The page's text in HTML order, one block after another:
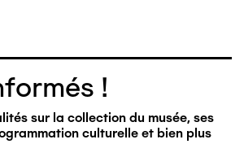
!
sur la collection du musée, ses
culturelle et bien plus